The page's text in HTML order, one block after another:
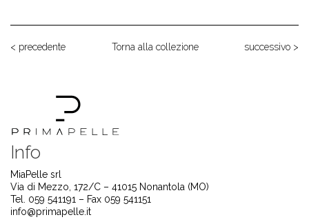
< precedente Torna alla collezione successivo >
Info
MiaPelle srl
Via di Mezzo, 172/C – 41015 Nonantola (MO)
Tel. 059 541191 – Fax 059 541151
info@primapelle.it